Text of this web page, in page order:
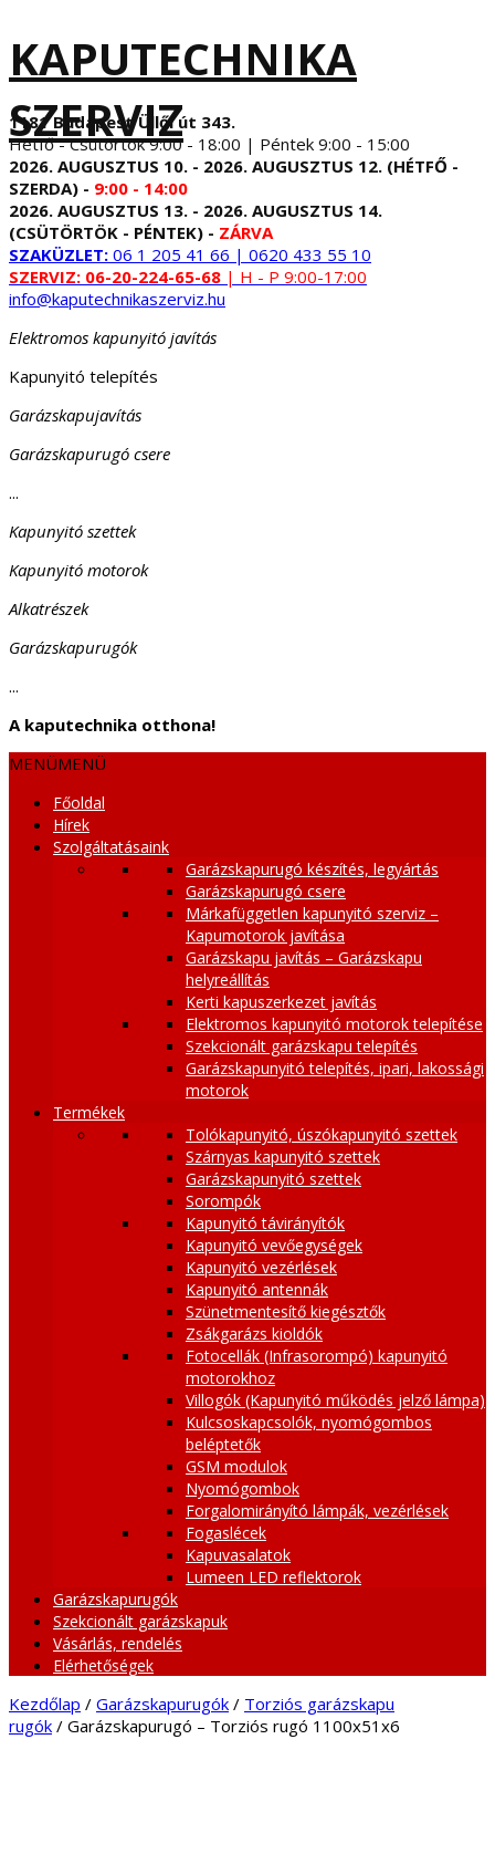
KAPUTECHNIKA
SZERVIZ
1181 Budapest Üllői út 343.
Hétfő - Csütörtök 9:00 - 18:00 | Péntek 9:00 - 15:00
2026. AUGUSZTUS 10. - 2026. AUGUSZTUS 12. (HÉTFŐ -
SZERDA) - 9:00 - 14:00
2026. AUGUSZTUS 13. - 2026. AUGUSZTUS 14.
(CSÜTÖRTÖK - PÉNTEK) - ZÁRVA
SZAKÜZLET: 06 1 205 41 66 | 0620 433 55 10
SZERVIZ: 06-20-224-65-68 | H - P 9:00-17:00
info@kaputechnikaszerviz.hu
Elektromos kapunyitó javítás
Kapunyitó telepítés
Garázskapujavítás
Garázskapurugó csere
...
Kapunyitó szettek
Kapunyitó motorok
Alkatrészek
Garázskapurugók
...
A kaputechnika otthona!
MENÜMENÜ
Főoldal
Hírek
Szolgáltatásaink
Garázskapurugó készítés, legyártás
Garázskapurugó csere
Márkafüggetlen kapunyitó szerviz –
Kapumotorok javítása
Garázskapu javítás – Garázskapu
helyreállítás
Kerti kapuszerkezet javítás
Elektromos kapunyitó motorok telepítése
Szekcionált garázskapu telepítés
Garázskapunyitó telepítés, ipari, lakossági
motorok
Termékek
Tolókapunyitó, úszókapunyitó szettek
Szárnyas kapunyitó szettek
Garázskapunyitó szettek
Sorompók
Kapunyitó távirányítók
Kapunyitó vevőegységek
Kapunyitó vezérlések
Kapunyitó antennák
Szünetmentesítő kiegésztők
Zsákgarázs kioldók
Fotocellák (Infrasorompó) kapunyitó
motorokhoz
Villogók (Kapunyitó működés jelző lámpa)
Kulcsoskapcsolók, nyomógombos
beléptetők
GSM modulok
Nyomógombok
Forgalomirányító lámpák, vezérlések
Fogaslécek
Kapuvasalatok
Lumeen LED reflektorok
Garázskapurugók
Szekcionált garázskapuk
Vásárlás, rendelés
Elérhetőségek
Kezdőlap / Garázskapurugók / Torziós garázskapu
rugók / Garázskapurugó – Torziós rugó 1100x51x6